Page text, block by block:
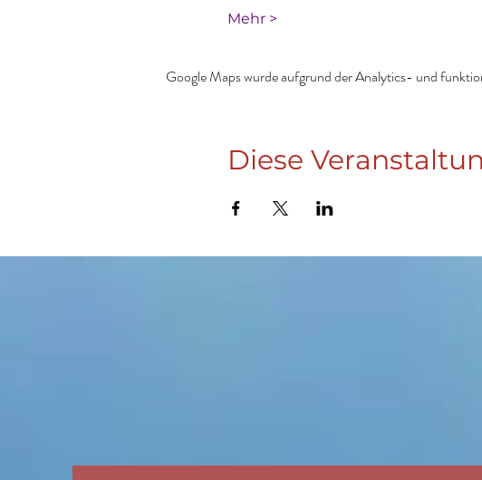
Mehr >
Google Maps wurde aufgrund der Analytics- und
Diese